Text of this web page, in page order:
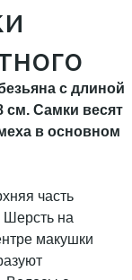
с длиной
см. Самки весят
в основном
часть
Шерсть на
макушки